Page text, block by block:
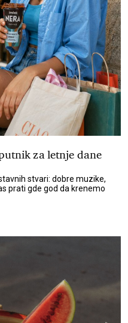
za letnje dane
stvari: dobre muzike,
prati gde god da krenemo